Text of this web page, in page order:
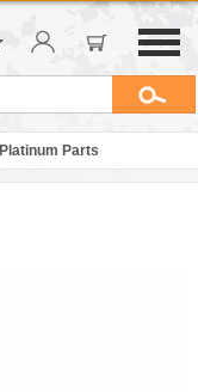
Platinum Parts